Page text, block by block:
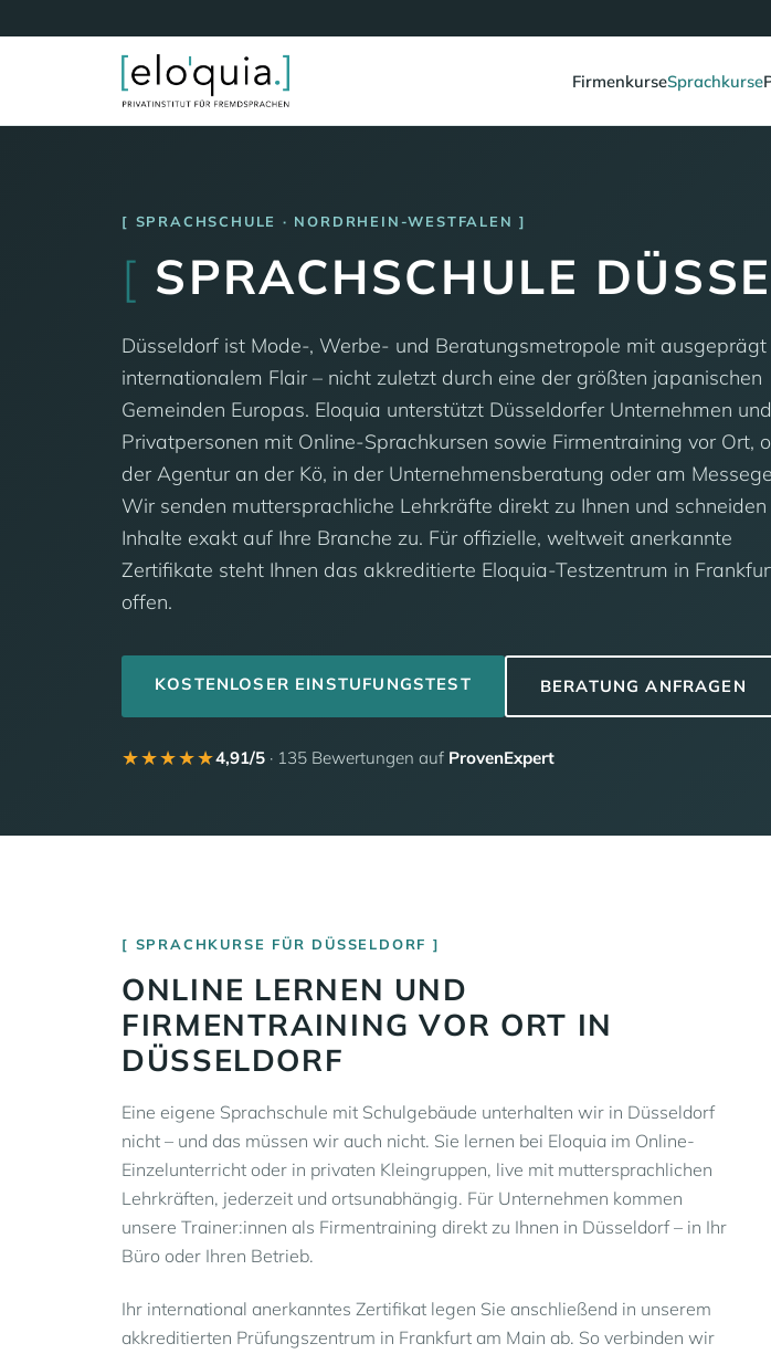
FirmenkurseSprachkurse
SPRACHSCHULE · NORDRHEIN-WESTFALEN
[ SPRACHSCHULE
Düsseldorf ist Mode-, Werbe- und Beratungsmetropole mit ausgeprägt
internationalem Flair – nicht zuletzt durch eine der größten japanischen
Gemeinden Europas. Eloquia unterstützt Düsseldorfer Unternehmen und
Privatpersonen mit Online-Sprachkursen sowie Firmentraining vor Ort,
der Agentur an der Kö, in der Unternehmensberatung oder am
Wir senden muttersprachliche Lehrkräfte direkt zu Ihnen und schneiden
Inhalte exakt auf Ihre Branche zu. Für offizielle, weltweit anerkannte
Zertifikate steht Ihnen das akkreditierte Eloquia-Testzentrum in
offen.
KOSTENLOSER EINSTUFUNGSTEST BERATUNG ANFRAGEN
★★★★★4,91/5 · 135 Bewertungen auf ProvenExpert
SPRACHKURSE FÜR DÜSSELDORF
ONLINE LERNEN UND
FIRMENTRAINING VOR ORT IN
DÜSSELDORF
Eine eigene Sprachschule mit Schulgebäude unterhalten wir in Düsseldorf
nicht – und das müssen wir auch nicht. Sie lernen bei Eloquia im Online-
Einzelunterricht oder in privaten Kleingruppen, live mit muttersprachlichen
Lehrkräften, jederzeit und ortsunabhängig. Für Unternehmen kommen
unsere Trainer:innen als Firmentraining direkt zu Ihnen in Düsseldorf – in Ihr
Büro oder Ihren Betrieb.
Ihr international anerkanntes Zertifikat legen Sie anschließend in unserem
akkreditierten Prüfungszentrum in Frankfurt am Main ab. So verbinden wir